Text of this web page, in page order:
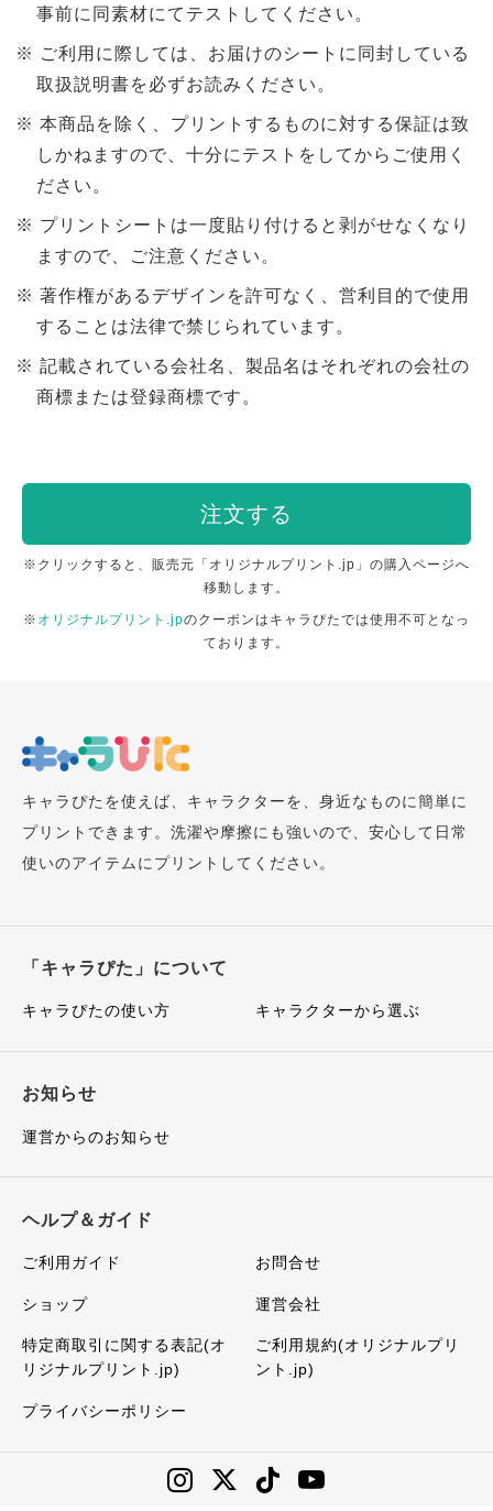
事前に同素材にてテストしてください。
ご利用に際しては、お届けのシートに同封している
取扱説明書を必ずお読みください。
本商品を除く、プリントするものに対する保証は致
しかねますので、十分にテストをしてからご使用く
ださい。
プリントシートは一度貼り付けると剥がせなくなり
ますので、ご注意ください。
著作権があるデザインを許可なく、営利目的で使用
することは法律で禁じられています。
記載されている会社名、製品名はそれぞれの会社の
商標または登録商標です。
注文する
※クリックすると、販売元「オリジナルプリント.jp」の購入ページへ
移動します。
※ オリジナルプリント.jpのクーポンはキャラぴたでは使用不可となっ
ております。
キャラぴたを使えば、キャラクターを、身近なものに簡単に
プリントできます。洗濯や摩擦にも強いので、安心して日常
使いのアイテムにプリントしてください。
「キャラぴた」について
キャラぴたの使い方 キャラクターから選ぶ
お知らせ
運営からのお知らせ
ヘルプ＆ガイド
ご利用ガイド お問合せ
ショップ 運営会社
特定商取引に関する表記(オ
リジナルプリント.jp)
ご利用規約(オリジナルプリ
ント.jp)
プライバシーポリシー